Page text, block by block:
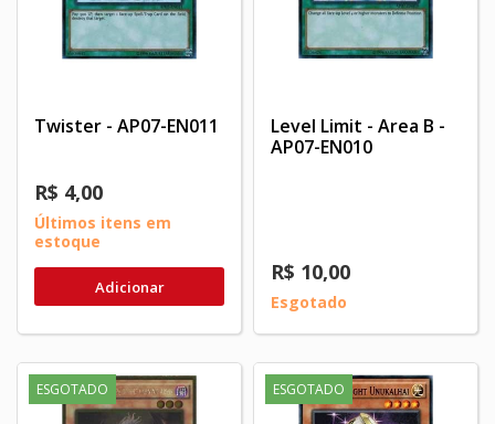
Twister - AP07-EN011
R$ 4,00
Últimos itens em
estoque
Adicionar
Level Limit - Area B -
AP07-EN010
R$ 10,00
Esgotado
ESGOTADO ESGOTADO